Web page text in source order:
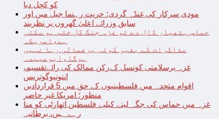
کو کچل دیا
مودی سرکار کی غنڈہ گردی؛ حریت رہنما جیل میں اور
سابق وزرائے اعلیٰ گھروں پر نظربند
حماس ہتھیار ڈال دے تو غزہ جنگ کل ختم ہو سکتی
ہے،امریکہ
مذاکرات کے بغیر کوئی یرغمالی رہا نہیں
ہوگا،ابوعبیدہ
غزہ پرسلامتی کونسل کےرکن ممالک کی رائےتقسیم،
انتونیوگوتریس
اقوام متحدہ میں فلسطینیوں کے حق میں 5 قراردادیں
منظور؛ امریکا غیر حاضر
غزہ میں حماس کی جگہ لینے کیلیے فلسطین اتھارٹی کو منا
رہے ہیں، برطانیہ